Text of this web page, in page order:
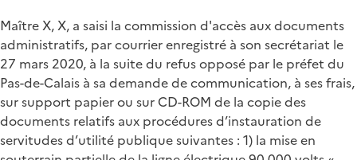
Maître X, X, a saisi la commission d'accès aux documents
administratifs, par courrier enregistré à son secrétariat le
27 mars 2020, à la suite du refus opposé par le préfet du
Pas-de-Calais à sa demande de communication, à ses frais,
sur support papier ou sur CD-ROM de la copie des
documents relatifs aux procédures d’instauration de
servitudes d’utilité publique suivantes : 1) la mise en